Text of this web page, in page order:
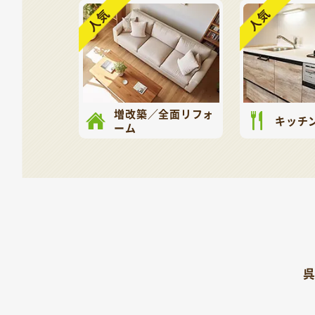
増改築／全面リフォ
ーム
キッチ